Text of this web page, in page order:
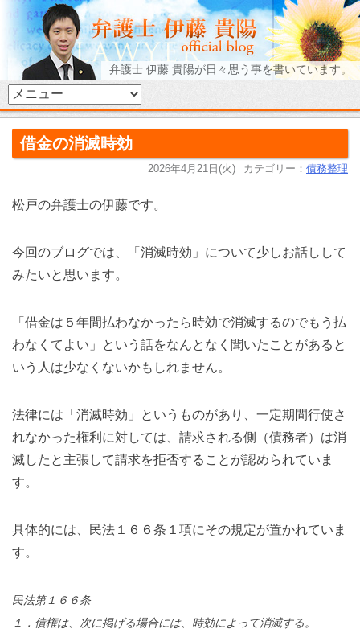
弁護士 伊藤 貴陽が日々思う事を書いています。
借金の消滅時効
2026年4月21日(火) カテゴリー： 債務整理
松戸の弁護士の伊藤です。
今回のブログでは、「消滅時効」について少しお話しして
みたいと思います。
「借金は５年間払わなかったら時効で消滅するのでもう払
わなくてよい」という話をなんとなく聞いたことがあると
いう人は少なくないかもしれません。
法律には「消滅時効」というものがあり、一定期間行使さ
れなかった権利に対しては、請求される側（債務者）は消
滅したと主張して請求を拒否することが認められていま
す。
具体的には、民法１６６条１項にその規定が置かれていま
す。
民法第１６６条
１．債権は、次に掲げる場合には、時効によって消滅する。